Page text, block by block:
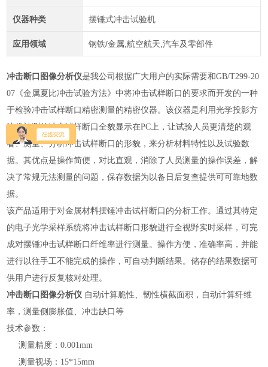
仪器种类 摆锤式冲击试验机
应用领域 钢铁/金属,航空航天,汽车及零部件
冲击断口图像分析仪是我公司根据广大用户的实际需要和GB/T299-20
07《金属夏比冲击试验方法》中将冲击试样断口的要求而开发的一种
于检验冲击试样断口精密测量的精密仪器。该仪器是利用光学投影方
法将被测的冲击试样断口全貌显示在PC上，让试验人员更清楚的观
看、测量、分析冲击试样断口的形貌，来分析材料特性以及试验数
据。其优点是操作简便，对比直观，消除了人员测量的操作误差，解
决了常规无法测量的问题，保存数据为以备日后复查提供可可靠地数
据。
该产品适用于对金属材料摆锤冲击试样断口的分析工作。通过其特定
的电子光学采样系统将冲击试样断口形貌进行全视野实时采样，可完
成对摆锤冲击试样断口纤维率进行测量。操作方便，准确率高，并能
进行以往手工不能完成的操作，可自动判断结果。储存的结果数据可
供用户进行反复核对处理。
冲击断口图像分析仪 自动计算脆性、韧性横截面积，自动计算纤维
率，测量侧膨胀值、冲击缺口等
技术参数：
测量精度：0.001mm
测量视场：15*15mm